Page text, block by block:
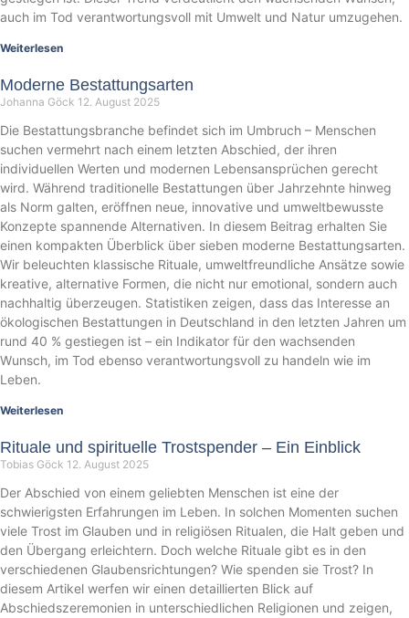
auch im Tod verantwortungsvoll mit Umwelt und Natur umzugehen.
Weiterlesen
Moderne Bestattungsarten
Johanna Göck 12. August 2025
Die Bestattungsbranche befindet sich im Umbruch – Menschen
suchen vermehrt nach einem letzten Abschied, der ihren
individuellen Werten und modernen Lebensansprüchen gerecht
wird. Während traditionelle Bestattungen über Jahrzehnte hinweg
als Norm galten, eröffnen neue, innovative und umweltbewusste
Konzepte spannende Alternativen. In diesem Beitrag erhalten Sie
einen kompakten Überblick über sieben moderne Bestattungsarten.
Wir beleuchten klassische Rituale, umweltfreundliche Ansätze sowie
kreative, alternative Formen, die nicht nur emotional, sondern auch
nachhaltig überzeugen. Statistiken zeigen, dass das Interesse an
ökologischen Bestattungen in Deutschland in den letzten Jahren um
rund 40 % gestiegen ist – ein Indikator für den wachsenden
Wunsch, im Tod ebenso verantwortungsvoll zu handeln wie im
Leben.
Weiterlesen
Rituale und spirituelle Trostspender – Ein Einblick
Tobias Göck 12. August 2025
Der Abschied von einem geliebten Menschen ist eine der
schwierigsten Erfahrungen im Leben. In solchen Momenten suchen
viele Trost im Glauben und in religiösen Ritualen, die Halt geben und
den Übergang erleichtern. Doch welche Rituale gibt es in den
verschiedenen Glaubensrichtungen? Wie spenden sie Trost? In
diesem Artikel werfen wir einen detaillierten Blick auf
Abschiedszeremonien in unterschiedlichen Religionen und zeigen,